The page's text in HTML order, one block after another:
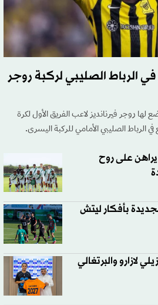
الرباط الصليبي لركبة روجر
روجر فيرنانديز لاعب الفريق الأول لكرة
في الرباط الصليبي الأمامي للركبة اليسرى.
على روح
بأفكار ليتش
لازارو والبرتغالي